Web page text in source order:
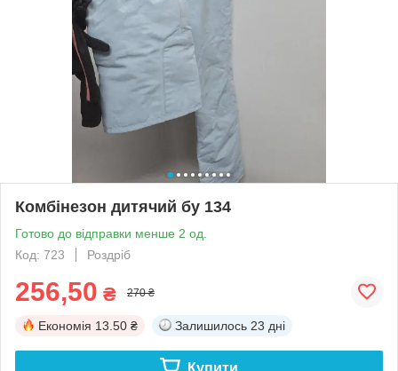
Комбінезон дитячий бу 134
Готово до відправки менше 2 од.
Код: 723
Роздріб
256,50 ₴ 270 ₴
Економія 13.50 ₴ Залишилось 23 дні
Купити